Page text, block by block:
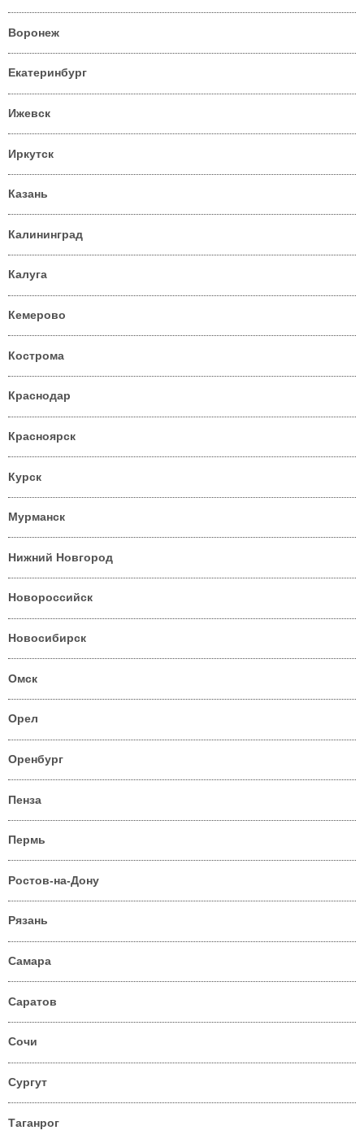
Воронеж
Екатеринбург
Ижевск
Иркутск
Казань
Калининград
Калуга
Кемерово
Кострома
Краснодар
Красноярск
Курск
Мурманск
Нижний Новгород
Новороссийск
Новосибирск
Омск
Орел
Оренбург
Пенза
Пермь
Ростов-на-Дону
Рязань
Самара
Саратов
Сочи
Сургут
Таганрог